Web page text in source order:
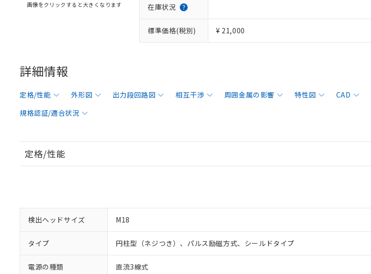
画像をクリックすると大きくなります 在庫状況
標準価格(税別) ¥ 21,000
詳細情報
定格/性能 外形図 出力段回路図 相互干渉 周囲金属の影響 特性図 CAD
規格認証/適合状況
定格/性能
検出ヘッドサイズ M18
タイプ 円柱型（ネジつき）、パルス励磁方式、シールドタイプ
電源の種類 直流3線式